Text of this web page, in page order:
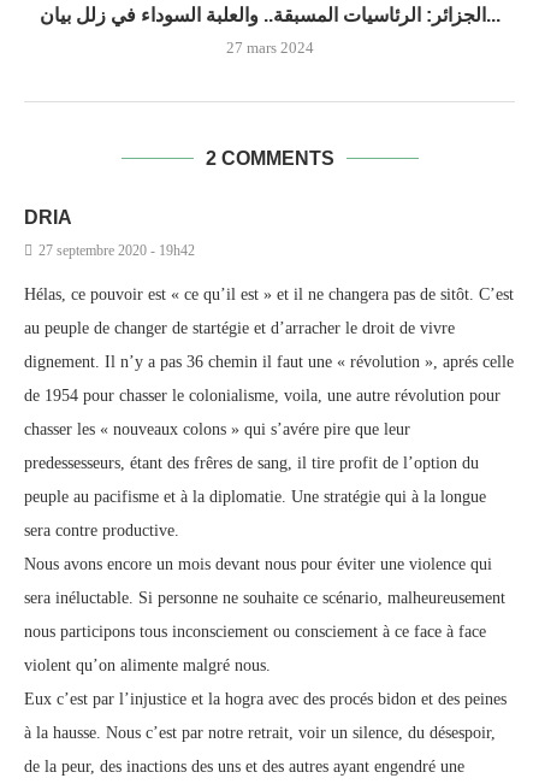
الجزائر: الرئاسيات المسبقة.. والعلبة السوداء في زلل بيان...
27 mars 2024
2 COMMENTS
DRIA
27 septembre 2020 - 19h42
Hélas, ce pouvoir est « ce qu’il est » et il ne changera pas de sitôt. C’est
au peuple de changer de startégie et d’arracher le droit de vivre
dignement. Il n’y a pas 36 chemin il faut une « révolution », aprés celle
de 1954 pour chasser le colonialisme, voila, une autre révolution pour
chasser les « nouveaux colons » qui s’avére pire que leur
predessesseurs, étant des frêres de sang, il tire profit de l’option du
peuple au pacifisme et à la diplomatie. Une stratégie qui à la longue
sera contre productive.
Nous avons encore un mois devant nous pour éviter une violence qui
sera inéluctable. Si personne ne souhaite ce scénario, malheureusement
nous participons tous inconsciement ou consciement à ce face à face
violent qu’on alimente malgré nous.
Eux c’est par l’injustice et la hogra avec des procés bidon et des peines
à la hausse. Nous c’est par notre retrait, voir un silence, du désespoir,
de la peur, des inactions des uns et des autres ayant engendré une